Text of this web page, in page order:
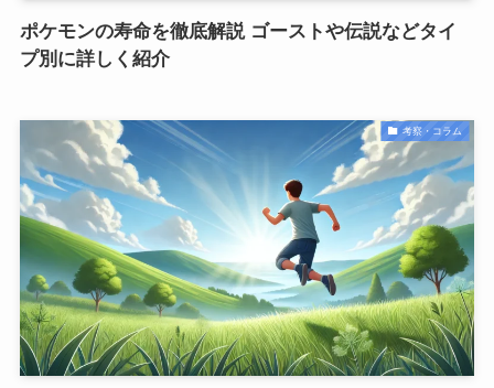
ポケモンの寿命を徹底解説 ゴーストや伝説などタイ
プ別に詳しく紹介
考察・コラム